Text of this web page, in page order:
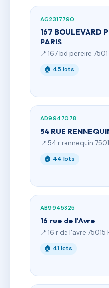
AG2317790
167 BOULEVARD
PARIS
📍 167 bd pereire
🏠 45 lots
AD9947078
54 RUE
📍 54 r rennequin
🏠 44 lots
AB9945825
16 rue de l'Avre
📍 16 r de l'avre 75015
🏠 41 lots